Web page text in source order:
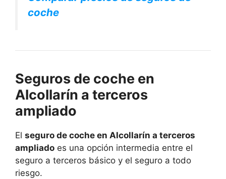
coche
Seguros de coche en
Alcollarín a terceros
ampliado
El seguro de coche en Alcollarín a terceros
ampliado es una opción intermedia entre el
seguro a terceros básico y el seguro a todo
riesgo.